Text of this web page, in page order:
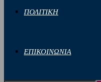
ΠΟΛΙΤΙΚΗ
ΕΠΙΚΟΙΝΩΝΙΑ